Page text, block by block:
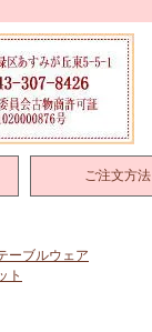
ご注文方法
ーブルウェア
ト